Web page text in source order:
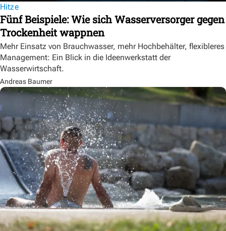
Hitze
Fünf Beispiele: Wie sich Wasserversorger gegen
Trockenheit wappnen
Mehr Einsatz von Brauchwasser, mehr Hochbehälter, flexibleres
Management: Ein Blick in die Ideenwerkstatt der
Wasserwirtschaft.
Andreas Baumer